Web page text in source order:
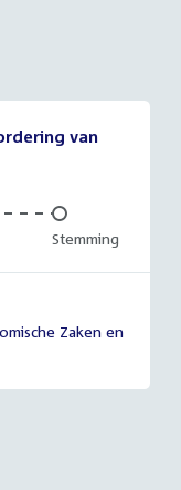
van
Onvoltooid:
Stemming
Zaken en